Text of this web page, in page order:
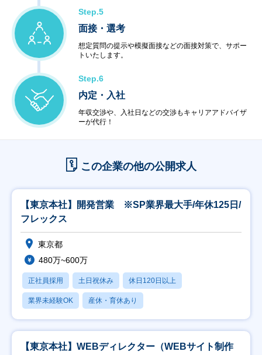
Step.5
面接・選考
想定質問の提示や模擬面接などの面接対策で、サポー
トいたします。
Step.6
内定・入社
年収交渉や、入社日などの交渉もキャリアアドバイザ
ーが代行！
この企業の他の公開求人
【東京本社】開発営業 ※SP業界最大手/年休125日/
フレックス
東京都
480万~600万
正社員採用 土日祝休み 休日120日以上
業界未経験OK 産休・育休あり
【東京本社】WEBディレクター（WEBサイト制作